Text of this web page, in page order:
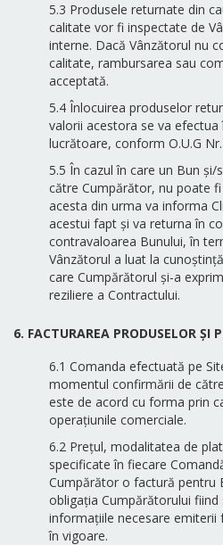
5.3 Produsele returnate din
calitate vor fi inspectate de
interne. Dacă Vânzătorul nu
calitate, rambursarea sau
acceptată.
5.4 Înlocuirea produselor
valorii acestora se va efectua
lucrătoare, conform O.U.G
5.5 În cazul în care un Bun și/
către Cumpărător, nu poate
acesta din urma va informa
acestui fapt și va returna în
contravaloarea Bunului, în
Vânzătorul a luat la
care Cumpărătorul și-a
reziliere a Contractului.
6. FACTURAREA PRODUSELOR ȘI
6.1 Comanda efectuată pe
momentul confirmării de
este de acord cu forma prin
operațiunile comerciale.
6.2 Prețul, modalitatea de
specificate în fiecare
Cumpărător o factură pentru
obligația Cumpărătorului
informațiile necesare
în vigoare.